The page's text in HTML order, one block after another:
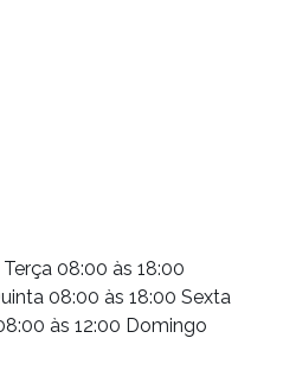
08:00 às 18:00
08:00 às 18:00 Sexta
às 12:00 Domingo